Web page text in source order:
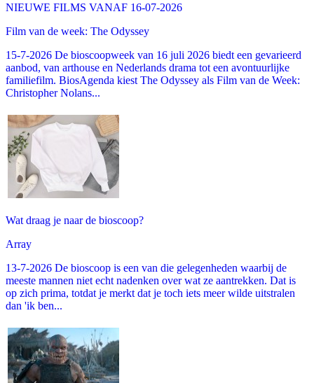
NIEUWE FILMS VANAF 16-07-2026
Film van de week: The Odyssey
15-7-2026 De bioscoopweek van 16 juli 2026 biedt een gevarieerd
aanbod, van arthouse en Nederlands drama tot een avontuurlijke
familiefilm. BiosAgenda kiest The Odyssey als Film van de Week:
Christopher Nolans...
Wat draag je naar de bioscoop?
Array
13-7-2026 De bioscoop is een van die gelegenheden waarbij de
meeste mannen niet echt nadenken over wat ze aantrekken. Dat is
op zich prima, totdat je merkt dat je toch iets meer wilde uitstralen
dan 'ik ben...